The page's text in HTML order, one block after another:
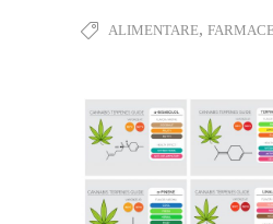
ALIMENTARE,